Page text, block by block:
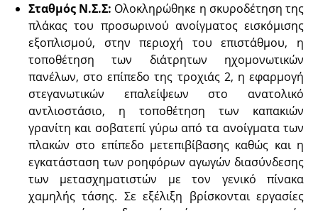
Σταθμός Ν.Σ.Σ: Ολοκληρώθηκε η σκυροδέτηση της
πλάκας του προσωρινού ανοίγματος εισκόμισης
εξοπλισμού, στην περιοχή του επιστάθμου, η
τοποθέτηση των διάτρητων ηχομονωτικών
πανέλων, στο επίπεδο της τροχιάς 2, η εφαρμογή
στεγανωτικών επαλείψεων στο ανατολικό
αντλιοστάσιο, η τοποθέτηση των καπακιών
γρανίτη και σοβατεπί γύρω από τα ανοίγματα των
πλακών στο επίπεδο μετεπιβίβασης καθώς και η
εγκατάσταση των ροηφόρων αγωγών διασύνδεσης
των μετασχηματιστών με τον γενικό πίνακα
χαμηλής τάσης. Σε εξέλιξη βρίσκονται εργασίες